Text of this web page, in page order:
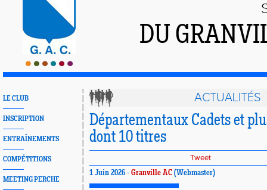
DU
LE CLUB
INSCRIPTION
ENTRAÎNEMENTS
COMPÉTITIONS
MEETING PERCHE
ACTUALITÉS
Départementaux Cadets et
dont 10 titres
Tweet
1 Juin 2026 - Granville AC (Webmaster)